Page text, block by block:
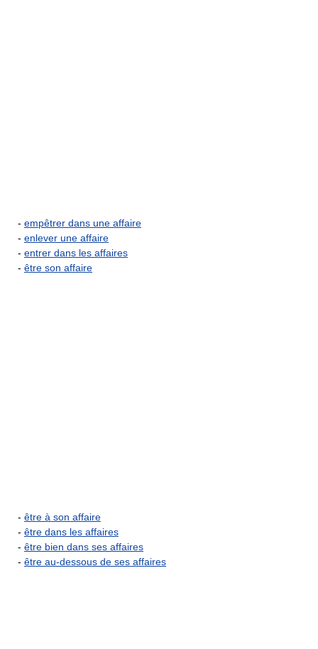
- empêtrer dans une affaire
- enlever une affaire
- entrer dans les affaires
- être son affaire
- être à son affaire
- être dans les affaires
- être bien dans ses affaires
- être au-dessous de ses affaires